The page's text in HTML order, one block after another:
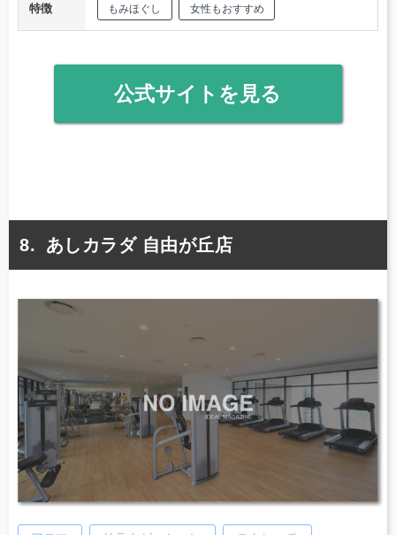
特徴 もみほぐし 女性もおすすめ
公式サイトを見る
あしカラダ 自由が丘店